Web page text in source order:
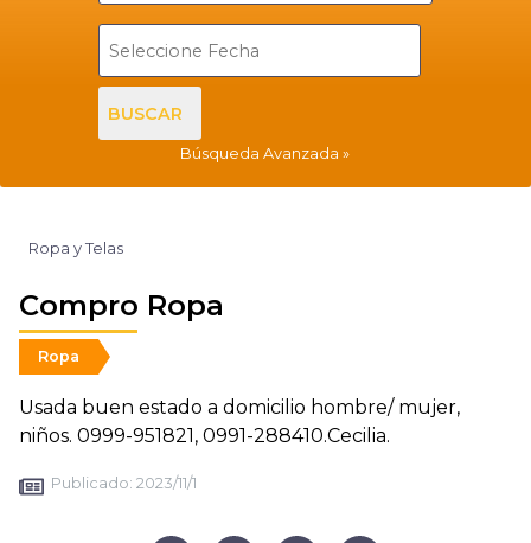
BUSCAR
Búsqueda Avanzada
Ropa y Telas
Compro Ropa
Ropa
Usada buen estado a domicilio hombre/ mujer,
niños. 0999-951821, 0991-288410.Cecilia.
Publicado: 2023/11/1